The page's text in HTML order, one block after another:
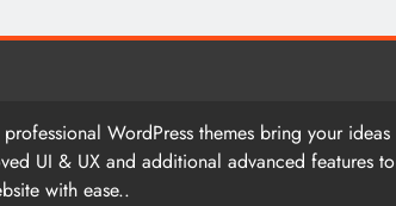
WordPress themes bring your ideas
UI & UX and additional advanced features to
with ease..